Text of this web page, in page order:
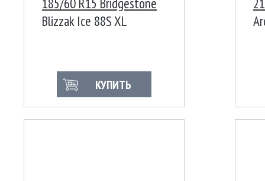
Blizzak Ice 88S XL
КУПИТЬ